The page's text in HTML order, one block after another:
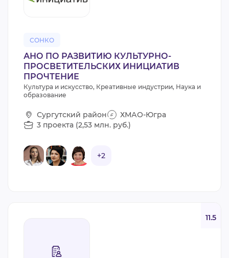
СОНКО
АНО ПО РАЗВИТИЮ КУЛЬТУРНО-
ПРОСВЕТИТЕЛЬСКИХ ИНИЦИАТИВ
ПРОЧТЕНИЕ
Культура и искусство, Креативные индустрии, Наука и
образование
Сургутский район
ХМАО-Югра
3 проекта (2,53 млн. руб.)
+2
11.5